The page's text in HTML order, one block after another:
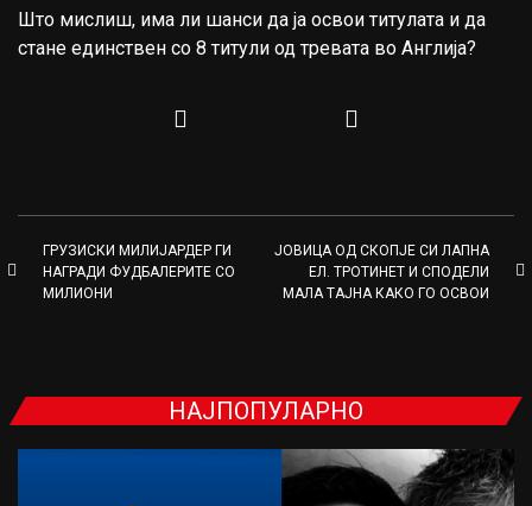
Што мислиш, има ли шанси да ја освои титулата и да
стане единствен со 8 титули од тревата во Англија?
ГРУЗИСКИ МИЛИЈАРДЕР ГИ
НАГРАДИ ФУДБАЛЕРИТЕ СО
МИЛИОНИ
ЈОВИЦА ОД СКОПЈЕ СИ ЛАПНА
ЕЛ. ТРОТИНЕТ И СПОДЕЛИ
МАЛА ТАЈНА КАКО ГО ОСВОИ
НАЈПОПУЛАРНО